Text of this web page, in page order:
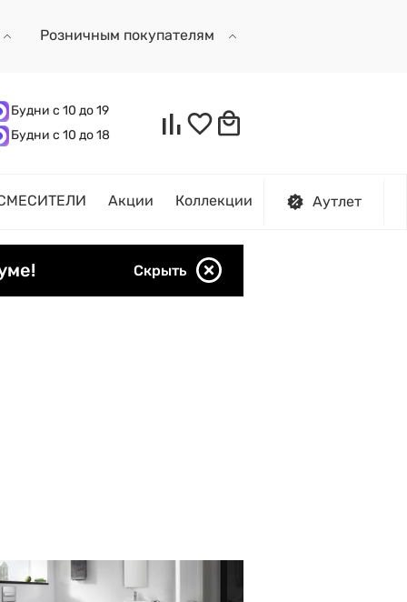
Розничным покупателям
Будни с 10 до 19
Будни с 10 до 18
Акции Коллекции Аутлет
Скрыть